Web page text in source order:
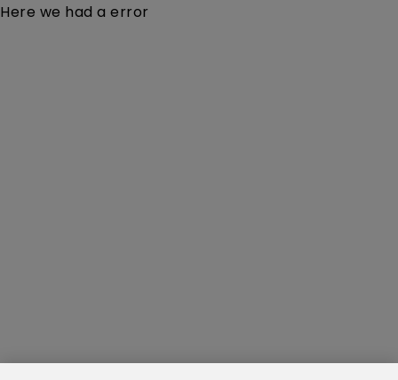
Here we had a error